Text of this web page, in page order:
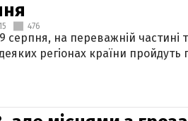
476
серпня, на переважній частині
регіонах країни